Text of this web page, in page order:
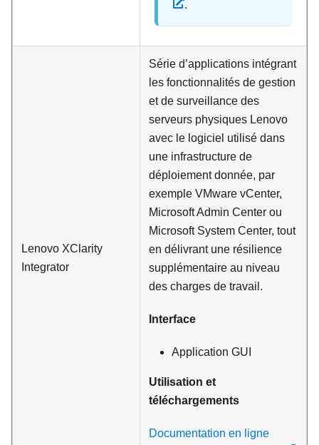
.
Lenovo XClarity
Integrator
Série d’applications intégrant
les fonctionnalités de gestion
et de surveillance des
serveurs physiques Lenovo
avec le logiciel utilisé dans
une infrastructure de
déploiement donnée, par
exemple VMware vCenter,
Microsoft Admin Center ou
Microsoft System Center, tout
en délivrant une résilience
supplémentaire au niveau
des charges de travail.
Interface
Application GUI
Utilisation et
téléchargements
Documentation en ligne